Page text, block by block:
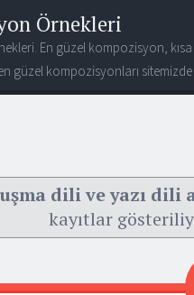
Örnekleri
En güzel kompozisyon,
güzel kompozisyonları
dili ve yazı dili
kayıtlar